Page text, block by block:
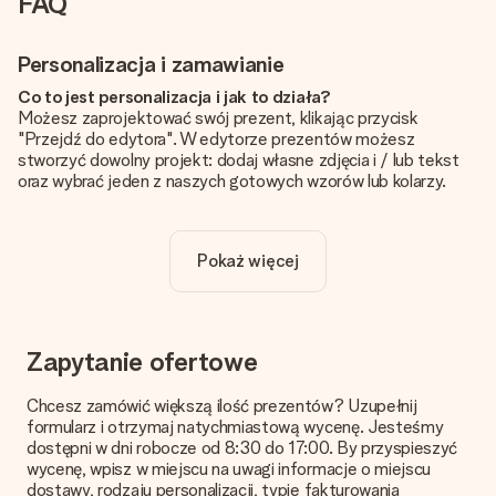
Personalizacja i zamawianie
Co to jest personalizacja i jak to działa?
Możesz zaprojektować swój prezent, klikając przycisk
"Przejdź do edytora". W edytorze prezentów możesz
stworzyć dowolny projekt: dodaj własne zdjęcia i / lub tekst
oraz wybrać jeden z naszych gotowych wzorów lub kolarzy.
Cena podana na stronie internetowej obejmuje personalizację
Twojego prezentu - ilość zdjęć lub tekstów nie wpływa na
jakość?
Chcemy mieć pewność, że będziesz w pełni zadowolony ze
wysokiej jakości. Jeśli nie masz pewności co do jakości zdjęcia,
skontaktuj się z naszym działem obsługi klienta i dołącz
zdjęcie wraz z prezentem, który chcesz zamówić. Będą oni
mogli sprawdzić dla Ciebie jakość zdjęcia!
Pokaż więcej
Zapytanie ofertowe
Chcesz zamówić większą ilość prezentów? Uzupełnij
formularz i otrzymaj natychmiastową wycenę. Jesteśmy
dostępni w dni robocze od 8:30 do 17:00. By przyspieszyć
wycenę, wpisz w miejscu na uwagi informacje o miejscu
dostawy, rodzaju personalizacji, typie fakturowania